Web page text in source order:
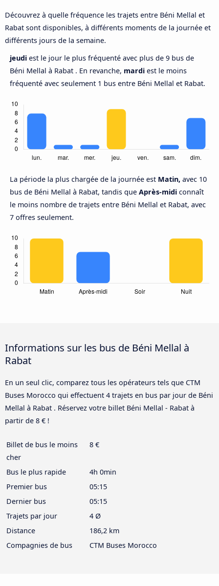
Découvrez à quelle fréquence les trajets entre Béni Mellal et
Rabat sont disponibles, à différents moments de la journée et
différents jours de la semaine.
jeudi est le jour le plus fréquenté avec plus de 9 bus de
Béni Mellal à Rabat . En revanche, mardi est le moins
fréquenté avec seulement 1 bus entre Béni Mellal et Rabat.
La période la plus chargée de la journée est Matin, avec 10
bus de Béni Mellal à Rabat, tandis que Après-midi connaît
le moins nombre de trajets entre Béni Mellal et Rabat, avec
7 offres seulement.
Informations sur les bus de Béni Mellal à
Rabat
En un seul clic, comparez tous les opérateurs tels que CTM
Buses Morocco qui effectuent 4 trajets en bus par jour de Béni
Mellal à Rabat . Réservez votre billet Béni Mellal - Rabat à
partir de 8 € !
Billet de bus le moins
cher
8 €
Bus le plus rapide
4h 0min
Premier bus
05:15
Dernier bus
05:15
Trajets par jour
4 Ø
Distance
186,2 km
Compagnies de bus
CTM Buses Morocco